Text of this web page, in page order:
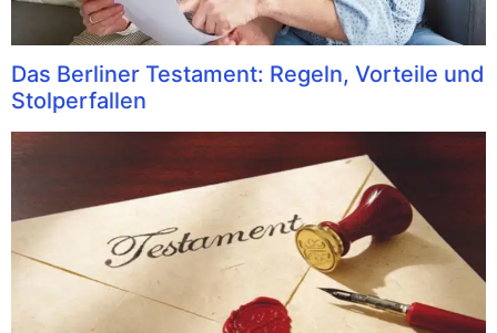
Das Berliner Testament: Regeln, Vorteile und
Stolperfallen